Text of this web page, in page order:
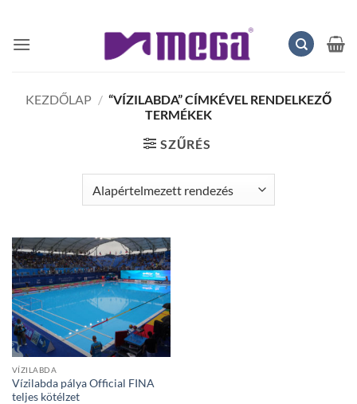
content
KEZDŐLAP / “VÍZILABDA” CÍMKÉVEL RENDELKEZŐ
TERMÉKEK
SZŰRÉS
VÍZILABDA
Vízilabda pálya Official FINA
teljes kötélzet